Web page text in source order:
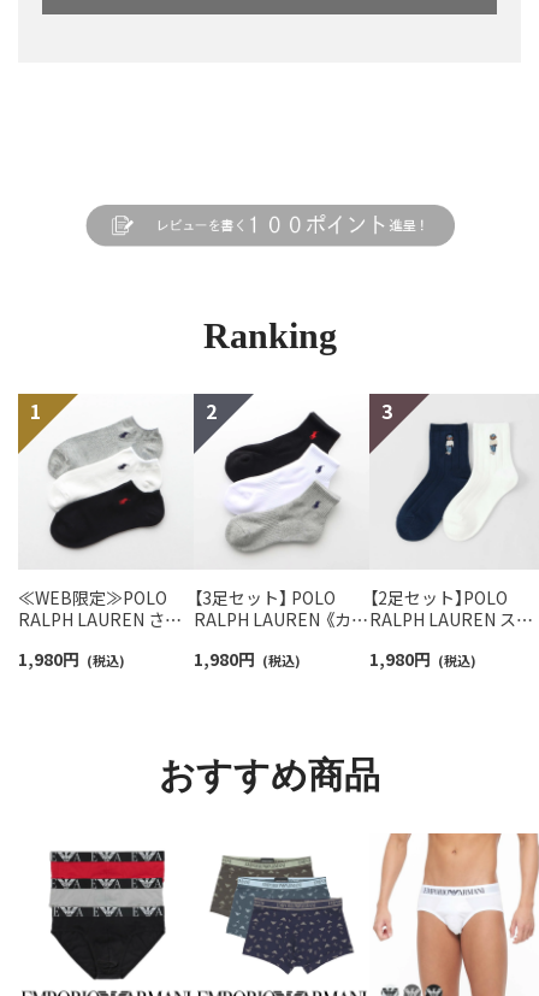
Ranking
≪WEB限定≫POLO
RALPH LAUREN さら
スニーカー丈ソックス
1,980円 (税込)
【3足セット】 POLO
RALPH LAUREN 《カラ
ンポイントソックス シ
1,980円 (税込)
【2足セット】POLO
RALPH LAUREN スタ
ロベア オーガニック
1,980円 (税込)
おすすめ商品